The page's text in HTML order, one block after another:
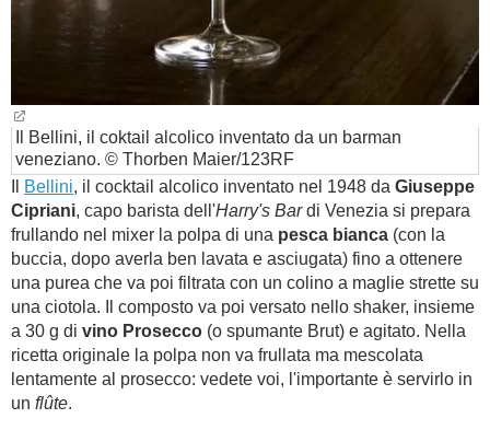
Il Bellini, il coktail alcolico inventato da un barman
veneziano. © Thorben Maier/123RF
Bellini, il cocktail alcolico inventato nel 1948 da Giuseppe
Cipriani, capo barista dell'Harry's Bardi Venezia si prepara
frullando nel mixer la polpa di una pesca bianca (con la
buccia, dopo averla ben lavata e asciugata) fino a ottenere
una purea che va poi filtrata con un colino a maglie strette su
una ciotola. Il composto va poi versato nello shaker, insieme
a 30 g di vino Prosecco (o spumante Brut) e agitato. Nella
ricetta originale la polpa non va frullata ma mescolata
lentamente al prosecco: vedete voi, l'importante è servirlo in
un flûte.